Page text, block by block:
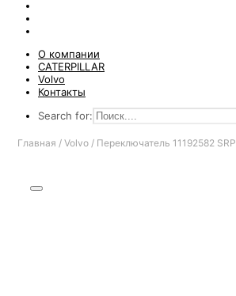
О компании
CATERPILLAR
Volvo
Контакты
Search for:
Главная / Volvo / Переключатель 11192582 SRP